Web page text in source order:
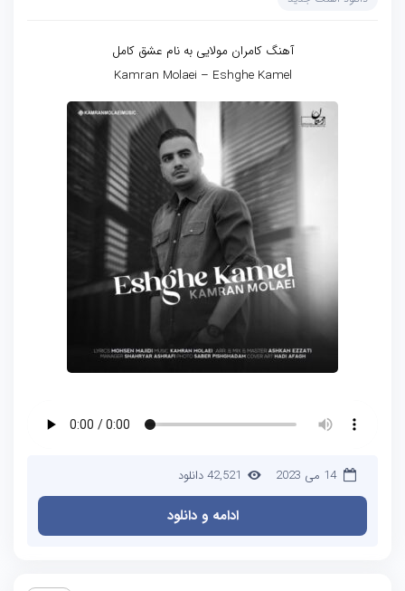
آهنگ کامران مولایی به نام عشق کامل
Kamran Molaei – Eshghe Kamel
14 می 2023 42,521 دانلود
ادامه و دانلود